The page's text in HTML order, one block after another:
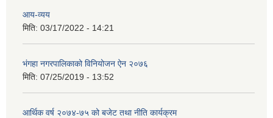
आय-व्यय
मिति: 03/17/2022 - 14:21
भंगहा नगरपालिकाको विनियोजन ऐन २०७६
मिति: 07/25/2019 - 13:52
आर्थिक वर्ष २०७४-७५ को बजेट तथा नीति कार्यक्रम